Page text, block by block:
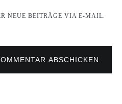
NEUE BEITRÄGE VIA E-MAIL.
ABSCHICKEN